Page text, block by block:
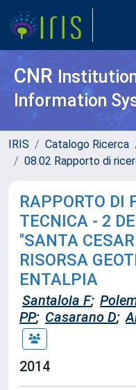
CNR
Information
IRIS Catalogo Ricerca
08.02 Rapporto di
RAPPORTO DI
TECNICA - 2
"SANTA
RISORSA
ENTALPIA
Santaloia F;
PP; Casarano D;
2014